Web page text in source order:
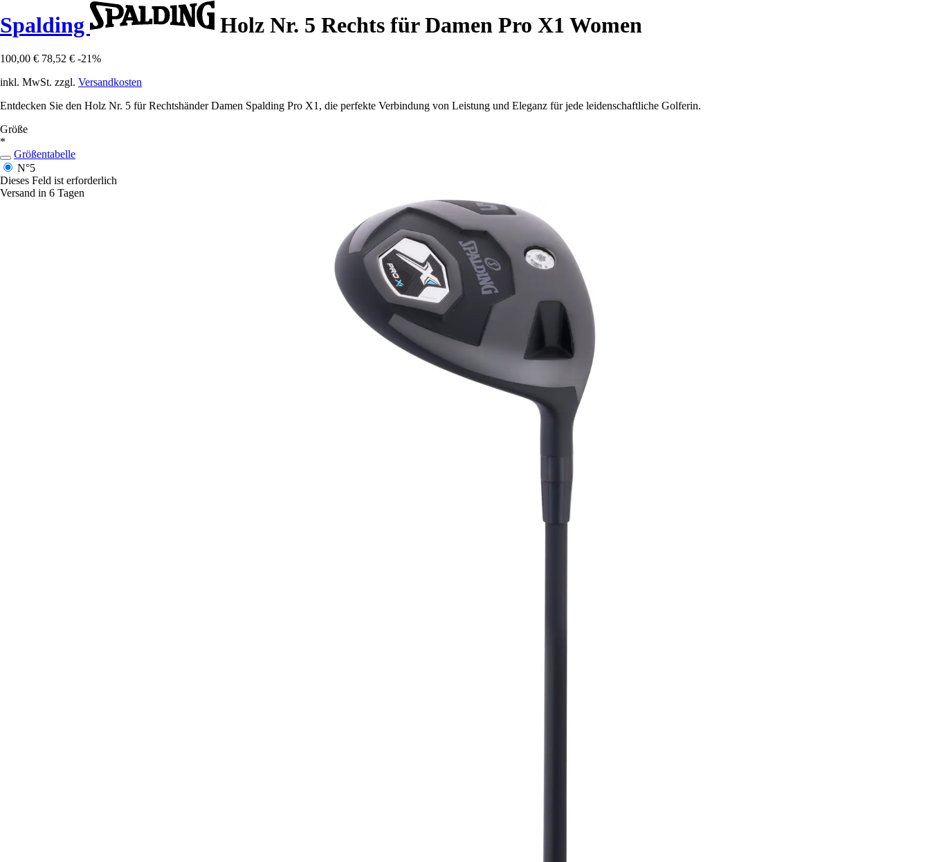
Spalding Holz Nr. 5 Rechts für Damen Pro X1 Women
100,00 € 78,52 € -21%
inkl. MwSt. zzgl. Versandkosten
Entdecken Sie den Holz Nr. 5 für Rechtshänder Damen Spalding Pro X1, die perfekte Verbindung von Leistung und Eleganz für jede leidenschaftliche Golferin.
Größe
*
Größentabelle
N°5
Dieses Feld ist erforderlich
Versand in 6 Tagen